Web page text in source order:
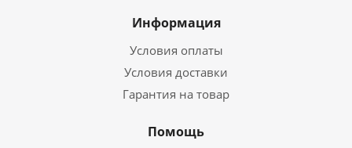
Информация
Условия оплаты
Условия доставки
Гарантия на товар
Помощь